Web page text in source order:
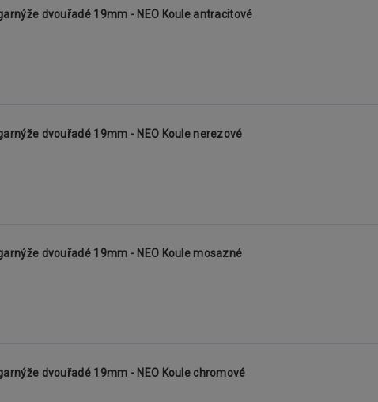
dvouřadé 19mm - NEO Koule antracitové
dvouřadé 19mm - NEO Koule nerezové
dvouřadé 19mm - NEO Koule mosazné
dvouřadé 19mm - NEO Koule chromové